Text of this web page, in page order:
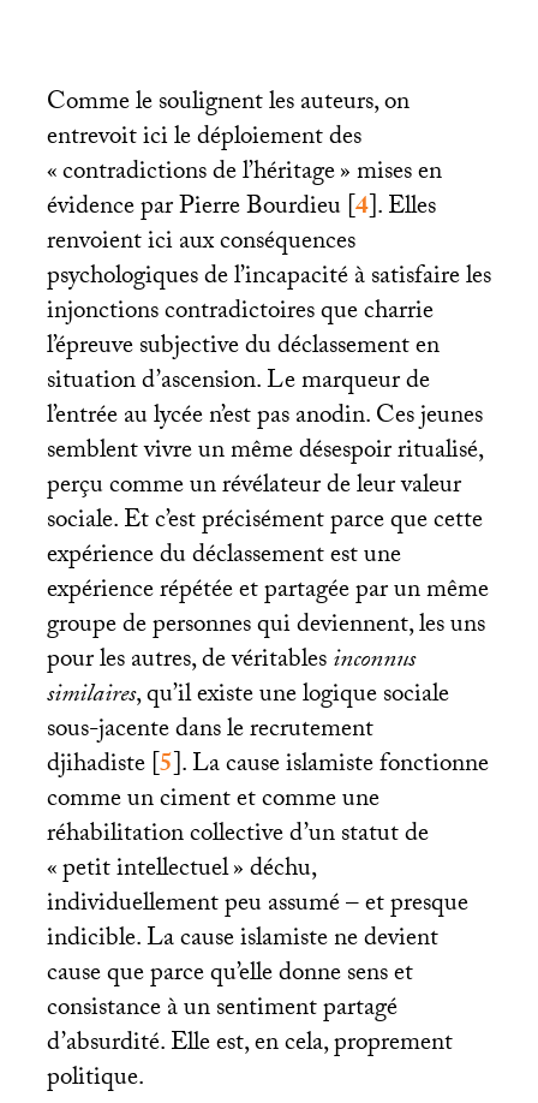
Comme le soulignent les auteurs, on
entrevoit ici le déploiement des
«contradictions de l’héritage» mises en
évidence par Pierre Bourdieu[4]. Elles
renvoient ici aux conséquences
psychologiques de l’incapacité à satisfaire les
injonctions contradictoires que charrie
l’épreuve subjective du déclassement en
situation d’ascension. Le marqueur de
l’entrée au lycée n’est pas anodin. Ces jeunes
semblent vivre un même désespoir ritualisé,
perçu comme un révélateur de leur valeur
sociale. Et c’est précisément parce que cette
expérience du déclassement est une
expérience répétée et partagée par un même
groupe de personnes qui deviennent, les uns
pour les autres, de véritablesinconnus
similaires, qu’il existe une logique sociale
sous-jacente dans le recrutement
djihadiste[5]. La cause islamiste fonctionne
comme un ciment et comme une
réhabilitation collective d’un statut de
«petit intellectuel» déchu,
individuellement peu assumé – et presque
indicible. La cause islamiste ne devient
cause que parce qu’elle donne sens et
consistance à un sentiment partagé
d’absurdité. Elle est, en cela, proprement
politique.